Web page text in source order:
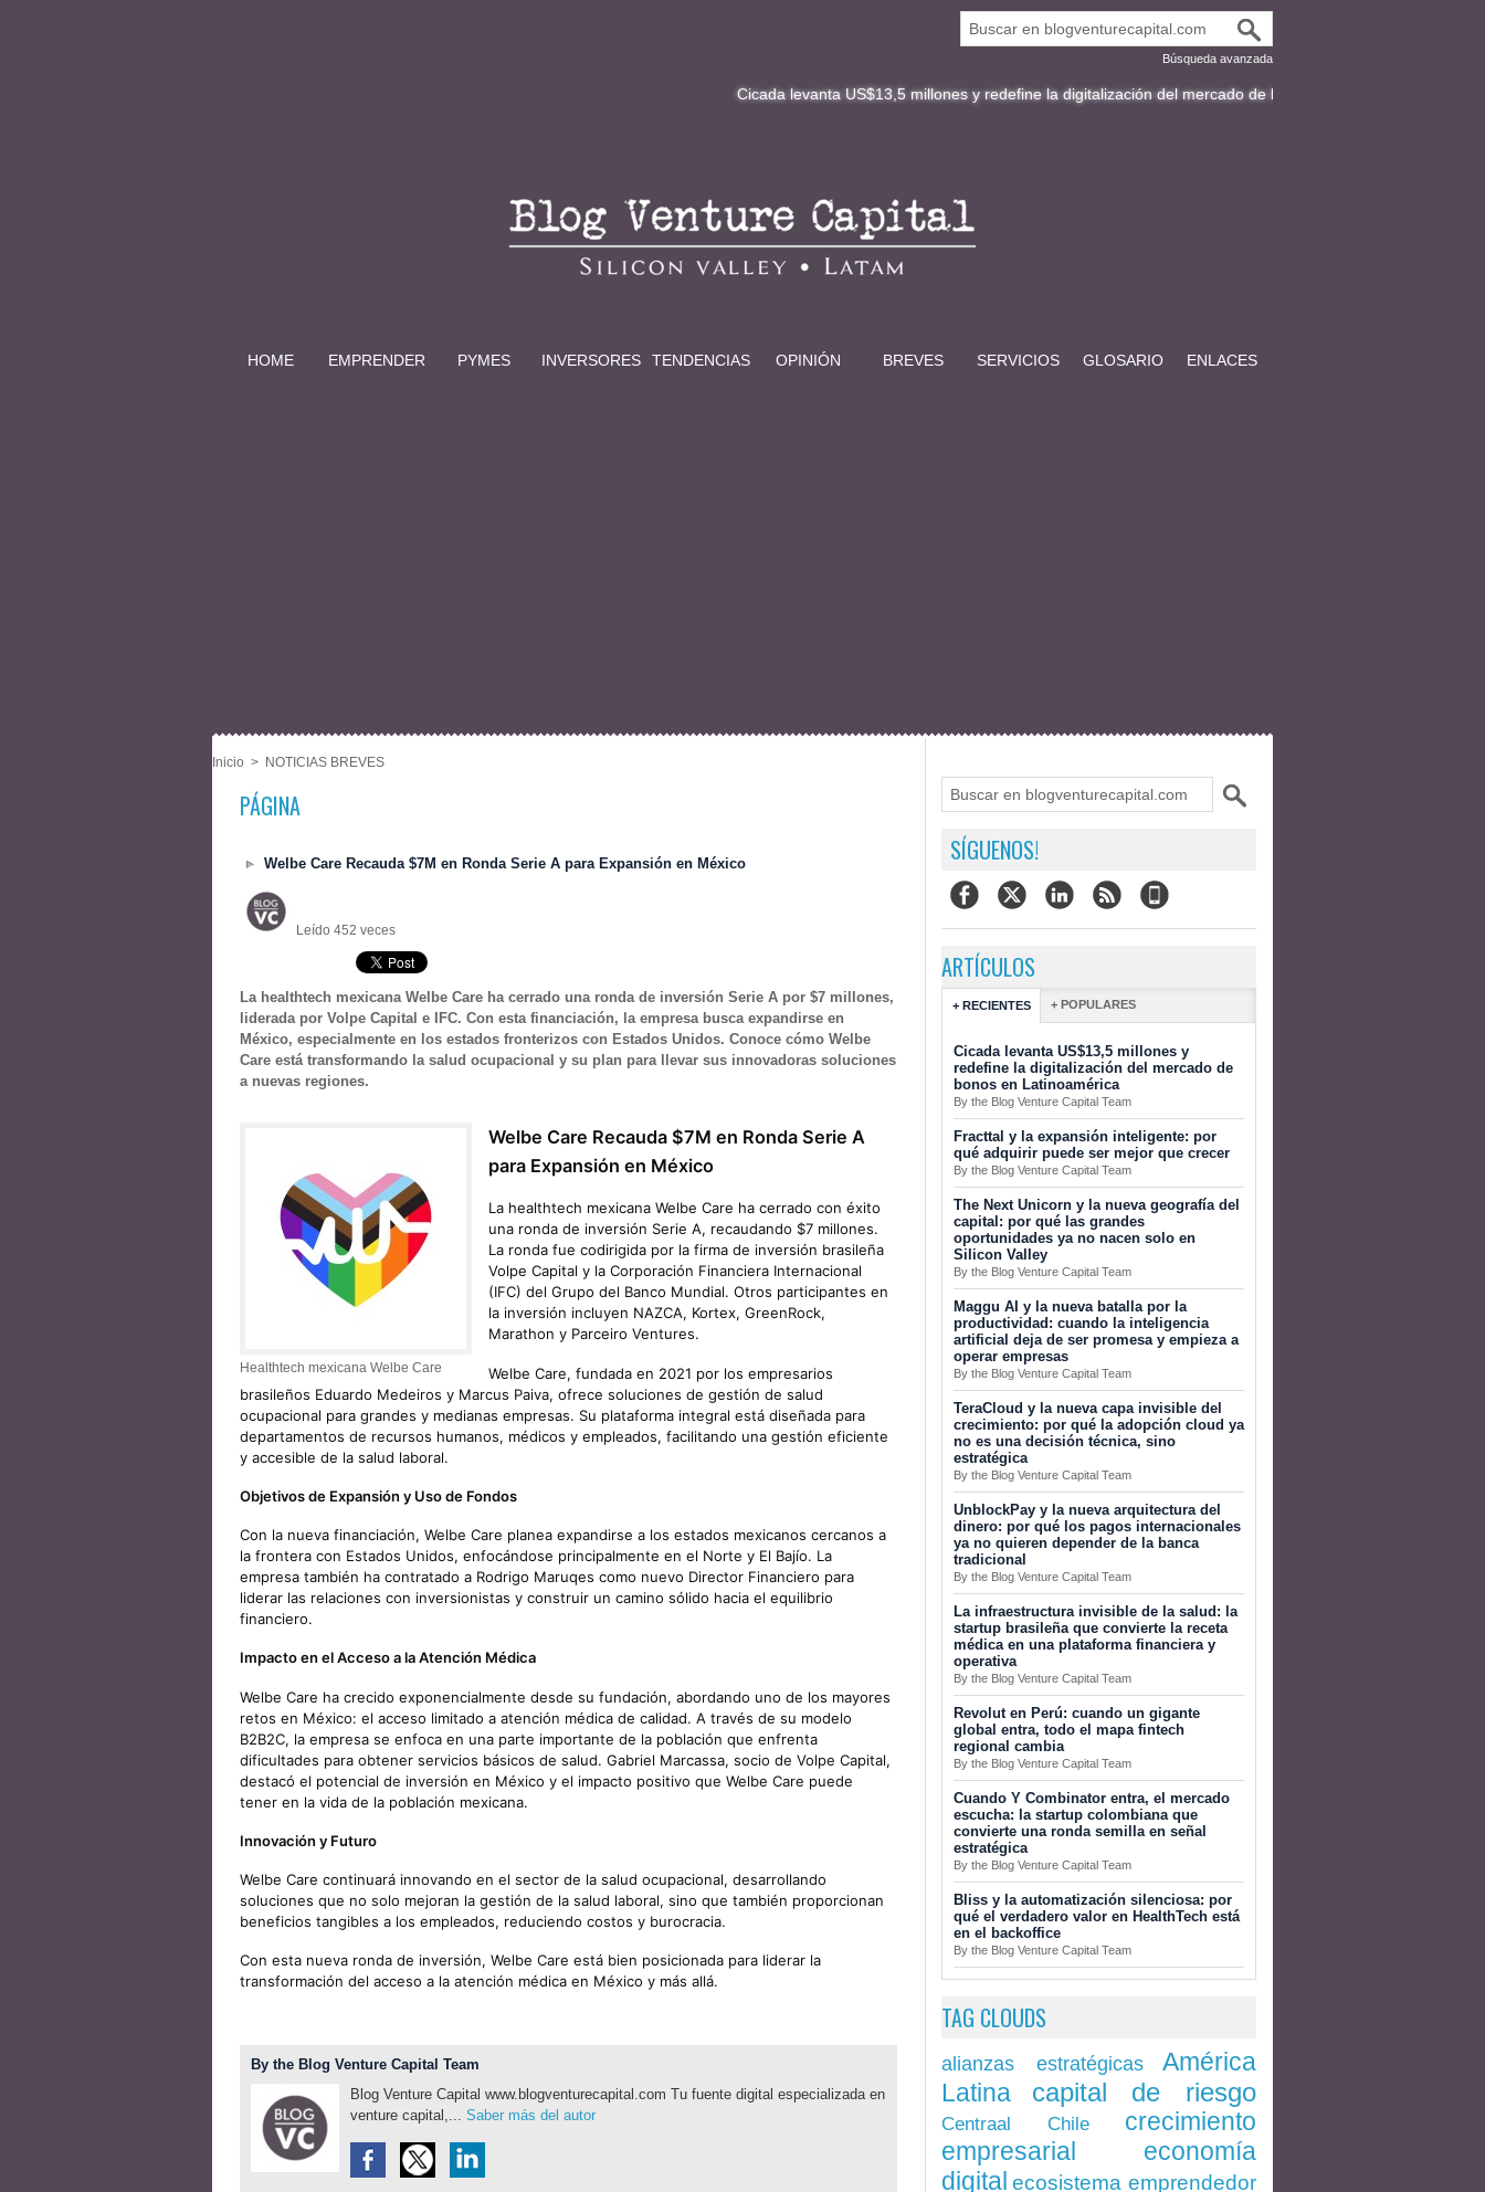
Búsqueda avanzada
Cicada levanta US$13,5 millones y redefine la digitalización del mercado de bonos en Latinoamérica
HOME EMPRENDER PYMES INVERSORES TENDENCIAS OPINIÓN BREVES SERVICIOS GLOSARIO ENLACES
Inicio > NOTICIAS BREVES
PÁGINA
Welbe Care Recauda $7M en Ronda Serie A para Expansión en México
Leído 452 veces
La healthtech mexicana Welbe Care ha cerrado una ronda de inversión Serie A por $7 millones,
liderada por Volpe Capital e IFC. Con esta financiación, la empresa busca expandirse en
México, especialmente en los estados fronterizos con Estados Unidos. Conoce cómo Welbe
Care está transformando la salud ocupacional y su plan para llevar sus innovadoras soluciones
a nuevas regiones.
Healthtech mexicana Welbe Care
Welbe Care Recauda $7M en Ronda Serie A
para Expansión en México
La healthtech mexicana Welbe Care ha cerrado con éxito
una ronda de inversión Serie A, recaudando $7 millones.
La ronda fue codirigida por la firma de inversión brasileña
Volpe Capital y la Corporación Financiera Internacional
(IFC) del Grupo del Banco Mundial. Otros participantes en
la inversión incluyen NAZCA, Kortex, GreenRock,
Marathon y Parceiro Ventures.
Welbe Care, fundada en 2021 por los empresarios
brasileños Eduardo Medeiros y Marcus Paiva, ofrece soluciones de gestión de salud
ocupacional para grandes y medianas empresas. Su plataforma integral está diseñada para
departamentos de recursos humanos, médicos y empleados, facilitando una gestión eficiente
y accesible de la salud laboral.
Objetivos de Expansión y Uso de Fondos
Con la nueva financiación, Welbe Care planea expandirse a los estados mexicanos cercanos a
la frontera con Estados Unidos, enfocándose principalmente en el Norte y El Bajío. La
empresa también ha contratado a Rodrigo Maruqes como nuevo Director Financiero para
liderar las relaciones con inversionistas y construir un camino sólido hacia el equilibrio
financiero.
Impacto en el Acceso a la Atención Médica
Welbe Care ha crecido exponencialmente desde su fundación, abordando uno de los mayores
retos en México: el acceso limitado a atención médica de calidad. A través de su modelo
B2B2C, la empresa se enfoca en una parte importante de la población que enfrenta
dificultades para obtener servicios básicos de salud. Gabriel Marcassa, socio de Volpe Capital,
destacó el potencial de inversión en México y el impacto positivo que Welbe Care puede
tener en la vida de la población mexicana.
Innovación y Futuro
Welbe Care continuará innovando en el sector de la salud ocupacional, desarrollando
soluciones que no solo mejoran la gestión de la salud laboral, sino que también proporcionan
beneficios tangibles a los empleados, reduciendo costos y burocracia.
Con esta nueva ronda de inversión, Welbe Care está bien posicionada para liderar la
transformación del acceso a la atención médica en México y más allá.
By the Blog Venture Capital Team
Blog Venture Capital www.blogventurecapital.com Tu fuente digital especializada en
venture capital,... Saber más del autor
SÍGUENOS!
ARTÍCULOS
+ RECIENTES + POPULARES
Cicada levanta US$13,5 millones y
redefine la digitalización del mercado de
bonos en Latinoamérica
By the Blog Venture Capital Team
Fracttal y la expansión inteligente: por
qué adquirir puede ser mejor que crecer
By the Blog Venture Capital Team
The Next Unicorn y la nueva geografía del
capital: por qué las grandes
oportunidades ya no nacen solo en
Silicon Valley
By the Blog Venture Capital Team
Maggu AI y la nueva batalla por la
productividad: cuando la inteligencia
artificial deja de ser promesa y empieza a
operar empresas
By the Blog Venture Capital Team
TeraCloud y la nueva capa invisible del
crecimiento: por qué la adopción cloud ya
no es una decisión técnica, sino
estratégica
By the Blog Venture Capital Team
UnblockPay y la nueva arquitectura del
dinero: por qué los pagos internacionales
ya no quieren depender de la banca
tradicional
By the Blog Venture Capital Team
La infraestructura invisible de la salud: la
startup brasileña que convierte la receta
médica en una plataforma financiera y
operativa
By the Blog Venture Capital Team
Revolut en Perú: cuando un gigante
global entra, todo el mapa fintech
regional cambia
By the Blog Venture Capital Team
Cuando Y Combinator entra, el mercado
escucha: la startup colombiana que
convierte una ronda semilla en señal
estratégica
By the Blog Venture Capital Team
Bliss y la automatización silenciosa: por
qué el verdadero valor en HealthTech está
en el backoffice
By the Blog Venture Capital Team
TAG CLOUDS
alianzas estratégicas
América
Latina
capital de riesgo
Centraal Chile
crecimiento
empresarial
economía
digital ecosistema emprendedor